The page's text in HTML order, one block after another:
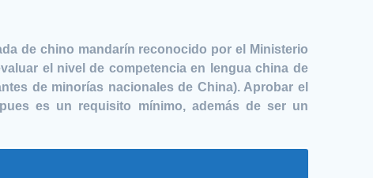
de chino mandarín reconocido por el Ministerio
el nivel de competencia en lengua china de
de minorías nacionales de China). Aprobar el
es un requisito mínimo, además de ser un